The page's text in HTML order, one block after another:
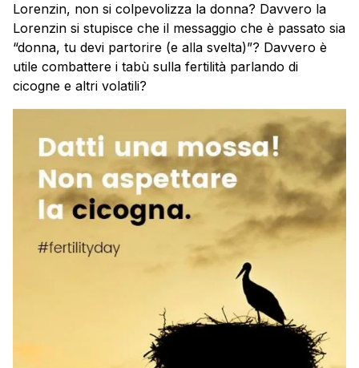
Lorenzin, non si colpevolizza la donna? Davvero la
Lorenzin si stupisce che il messaggio che è passato sia
“donna, tu devi partorire (e alla svelta)”? Davvero è
utile combattere i tabù sulla fertilità parlando di
cicogne e altri volatili?